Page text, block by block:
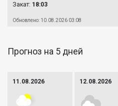
Закат: 18:03
Обновлено: 10.08.2026 03:08
Прогноз на 5 дней
11.08.2026 12.08.2026